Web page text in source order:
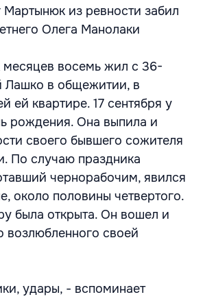
из ревности забил
Олега Манолаки
восемь жил с 36-
Лашко в общежитии, в
ей квартире. 17 сентября у
рождения. Она выпила и
своего бывшего сожителя
По случаю праздника
чернорабочим, явился
около половины четвертого.
была открыта. Он вошел и
возлюбленного своей
удары, - вспоминает